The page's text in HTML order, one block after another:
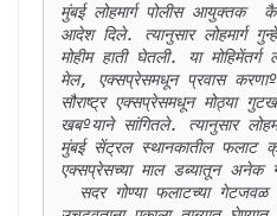
मुंबई लोहमार्ग पोलीस आयुक्तक
आदेश दिले. त्यानुसार लोहमार्ग
मोहीम हाती घेतली. या मोहिमेंतर्ग
मेल, एक्सप्रेसमधून प्रवास
सौराष्ट्र एक्सप्रेसमधून मोठ्या
खबºयाने सांगितले. त्यानुसार
मुंबई सेंट्रल स्थानकातील फलाट
एक्सप्रेसच्या माल डब्यातून अनेक